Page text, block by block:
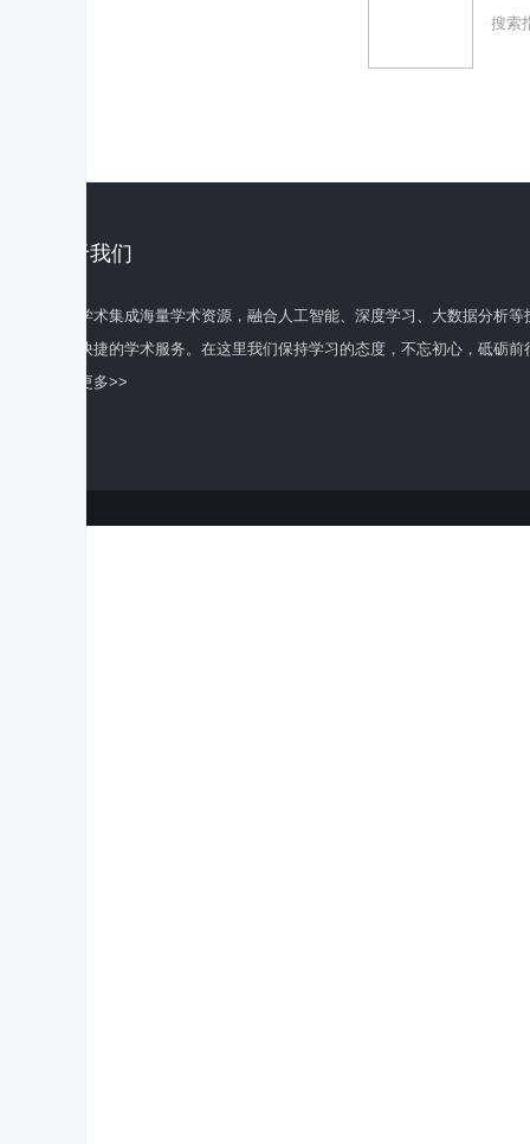
搜索
关于我们
百度学术集成海量学术资源，融合人工智能、深度学习、大数据分析
全面快捷的学术服务。在这里我们保持学习的态度，不忘初心，砥砺前
了解更多>>